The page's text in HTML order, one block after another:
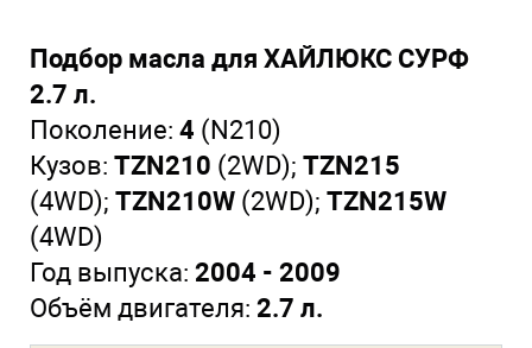
Подбор масла для ХАЙЛЮКС СУРФ
2.7 л.
Поколение: 4 (N210)
Кузов: TZN210 (2WD); TZN215
(4WD); TZN210W (2WD); TZN215W
(4WD)
Год выпуска: 2004 - 2009
Объём двигателя: 2.7 л.